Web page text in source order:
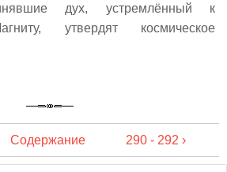
дух, устремлённый к
утвердят космическое
Содержание 290 - 292 ›